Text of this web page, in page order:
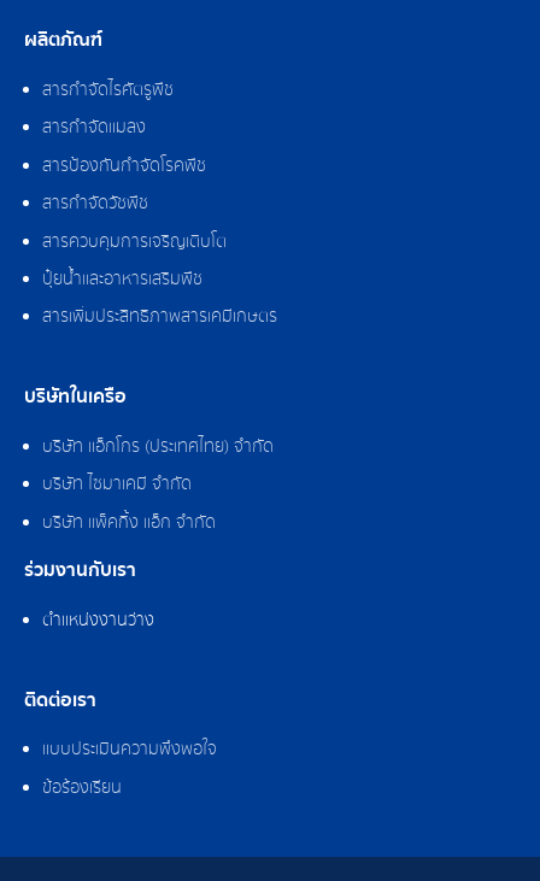
ผลิตภัณฑ์
สารกำจัดไรศัตรูพืช
สารกำจัดแมลง
สารป้องกันกำจัดโรคพืช
สารกำจัดวัชพืช
สารควบคุมการเจริญเติบโต
ปุ๋ยน้ำและอาหารเสริมพืช
สารเพิ่มประสิทธิภาพสารเคมีเกษตร
บริษัทในเครือ
บริษัท แอ็กโกร (ประเทศไทย) จำกัด
บริษัท ไซมาเคมี จำกัด
บริษัท แพ็คกิ้ง แอ็ก จำกัด
ร่วมงานกับเรา
ตำแหน่งงานว่าง
ติดต่อเรา
แบบประเมินความพึงพอใจ
ข้อร้องเรียน